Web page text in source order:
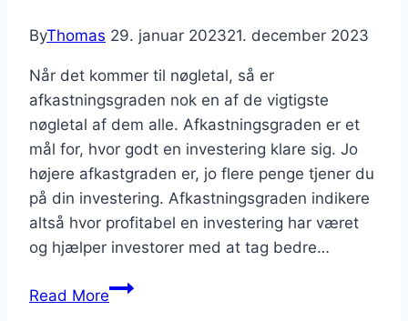
ByThomas 29. januar 202321. december 2023
Når det kommer til nøgletal, så er
afkastningsgraden nok en af de vigtigste
nøgletal af dem alle. Afkastningsgraden er et
mål for, hvor godt en investering klare sig. Jo
højere afkastgraden er, jo flere penge tjener du
på din investering. Afkastningsgraden indikere
altså hvor profitabel en investering har været
og hjælper investorer med at tag bedre…
Read MoreHvad